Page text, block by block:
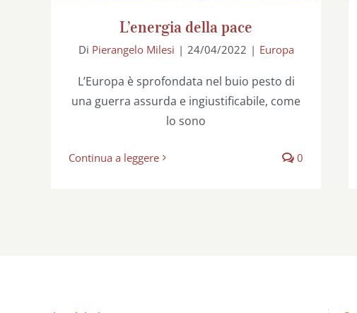
L’energia della pace
Di Pierangelo Milesi | 24/04/2022 | Europa
L’Europa è sprofondata nel buio pesto di
una guerra assurda e ingiustificabile, come
lo sono
Continua a leggere 0